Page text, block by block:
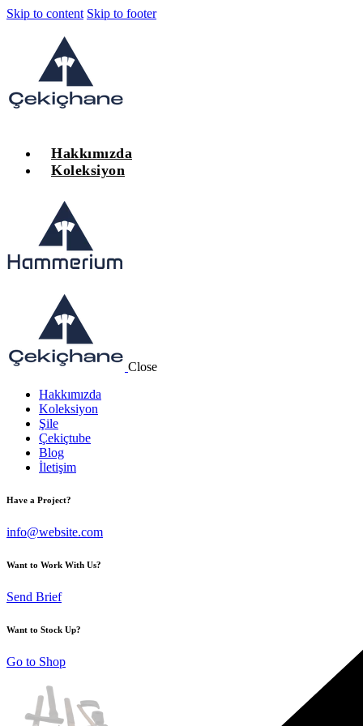
Skip to content Skip to footer
Hakkımızda
Koleksiyon
Close
Hakkımızda
Koleksiyon
Şile
Çekiçtube
Blog
İletişim
Have a Project?
info@website.com
Want to Work With Us?
Send Brief
Want to Stock Up?
Go to Shop